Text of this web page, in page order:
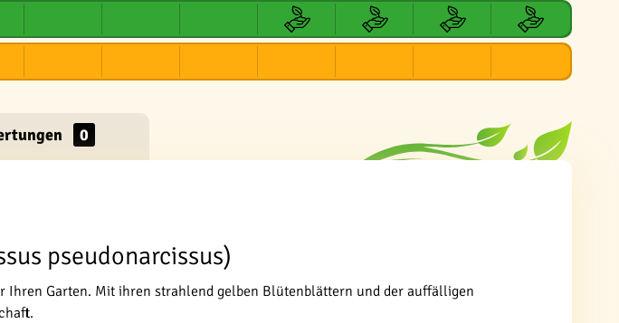
0
pseudonarcissus)
Ihren Garten. Mit ihren strahlend gelben Blütenblättern und der auffälligen